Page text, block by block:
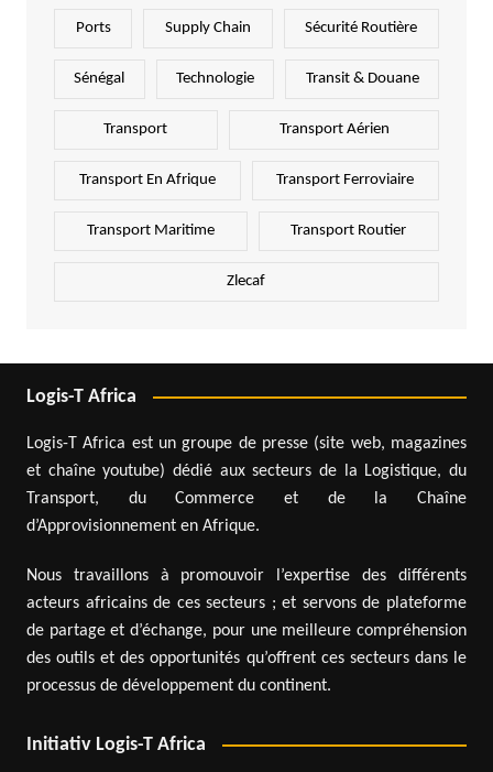
Ports Supply Chain Sécurité Routière
Sénégal Technologie Transit & Douane
Transport Transport Aérien
Transport En Afrique Transport Ferroviaire
Transport Maritime Transport Routier
Zlecaf
Logis-T Africa
Logis-T Africa est un groupe de presse (site web, magazines
et chaîne youtube) dédié aux secteurs de la Logistique, du
Transport, du Commerce et de la Chaîne
d’Approvisionnement en Afrique.
Nous travaillons à promouvoir l’expertise des différents
acteurs africains de ces secteurs ; et servons de plateforme
de partage et d’échange, pour une meilleure compréhension
des outils et des opportunités qu’offrent ces secteurs dans le
processus de développement du continent.
Initiativ Logis-T Africa